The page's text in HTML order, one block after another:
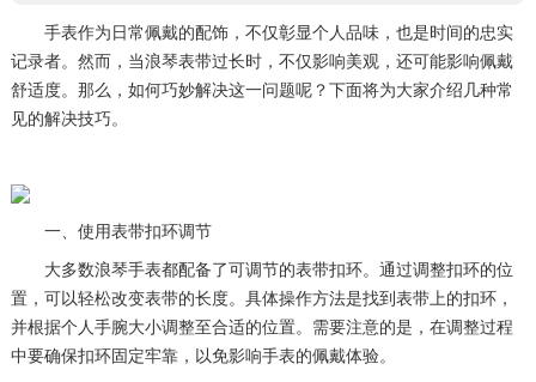
手表作为日常佩戴的配饰，不仅彰显个人品味，也是时间的忠实
记录者。然而，当浪琴表带过长时，不仅影响美观，还可能影响佩戴
舒适度。那么，如何巧妙解决这一问题呢？下面将为大家介绍几种常
见的解决技巧。
一、使用表带扣环调节
大多数浪琴手表都配备了可调节的表带扣环。通过调整扣环的位
置，可以轻松改变表带的长度。具体操作方法是找到表带上的扣环，
并根据个人手腕大小调整至合适的位置。需要注意的是，在调整过程
中要确保扣环固定牢靠，以免影响手表的佩戴体验。